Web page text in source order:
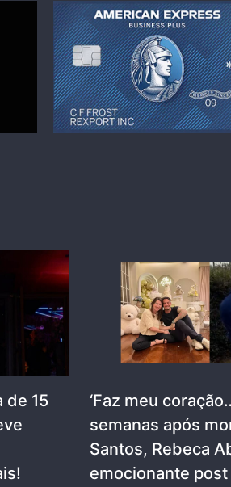
de 15
‘Faz meu
semanas após
Santos, Rebeca
emocionante